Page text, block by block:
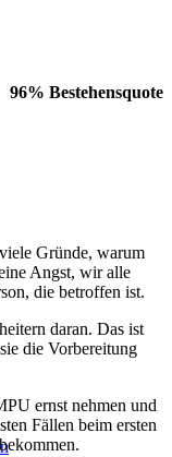
96% Bestehensquote
Gründe, warum
Angst, wir alle
die betroffen ist.
daran. Das ist
die Vorbereitung
ernst nehmen und
Fällen beim ersten